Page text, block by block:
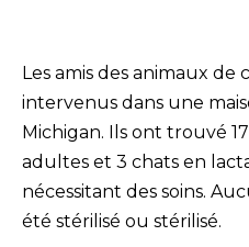
Les amis des animaux de
intervenus dans une
Michigan. Ils ont trouvé
adultes et 3 chats en
nécessitant des soins.
été stérilisé ou stérilisé.